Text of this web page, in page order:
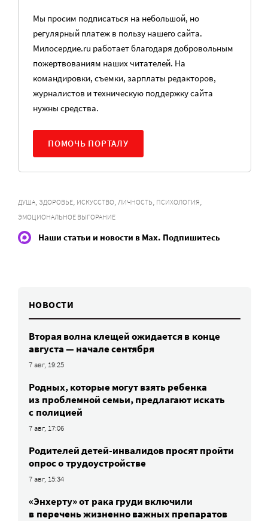
Мы просим подписаться на небольшой, но
регулярный платеж в пользу нашего сайта.
Милосердие.ru работает благодаря добровольным
пожертвованиям наших читателей. На
командировки, съемки, зарплаты редакторов,
журналистов и техническую поддержку сайта
нужны средства.
ПОМОЧЬ ПОРТАЛУ
ДУША ЗДОРОВЬЕ ИСКУССТВО ЛИЧНОСТЬ ПСИХОЛОГИЯ
ЭМОЦИОНАЛЬНОЕ ВЫГОРАНИЕ
Наши статьи и новости в Max. Подпишитесь
НОВОСТИ
Вторая волна клещей ожидается в конце
августа — начале сентября
7 авг, 19:25
Родных, которые могут взять ребенка
из проблемной семьи, предлагают искать
с полицией
7 авг, 17:06
Родителей детей-инвалидов просят пройти
опрос о трудоустройстве
7 авг, 15:34
«Энхерту» от рака груди включили
в перечень жизненно важных препаратов